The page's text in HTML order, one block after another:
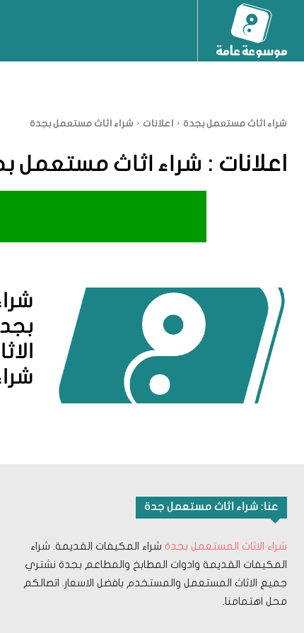
شراء اثاث مستعمل بجدة اعلانات شراء اثاث مستعمل بجدة
اعلانات : شراء اثاث مستعمل
عنا: شراء اثاث مستعمل جدة
شراء الاثاث المستعمل بجدة شراء المكيفات القديمة. شراء
المكيفات القديمة وادوات المطابخ والمطاعم بجدة نشتري
جميع الاثاث المستعمل والمستخدم بافضل الاسعار. اتصالكم
محل اهتمامنا.